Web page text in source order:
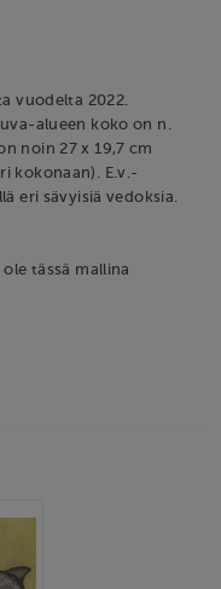
vuodelta 2022.
alueen koko on n.
noin 27 x 19,7 cm
kokonaan). E.v.-
eri sävyisiä vedoksia.
tässä mallina